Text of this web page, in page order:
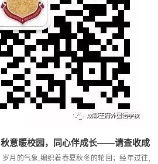
秋意暖校园，同心伴成长——请查收成
都王府10月校长来信
岁月的气象,编织着春夏秋冬的轮回；经年过往,